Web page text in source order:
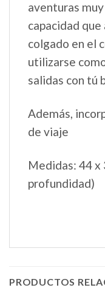
aventuras
capacidad
colgado en el
utilizarse
salidas con tú
Además,
de viaje
Medidas: 44 x
profundidad)
PRODUCTOS